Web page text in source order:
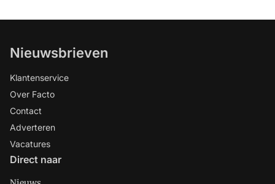
Nieuwsbrieven
Klantenservice
Over Facto
Contact
Adverteren
Vacatures
Direct naar